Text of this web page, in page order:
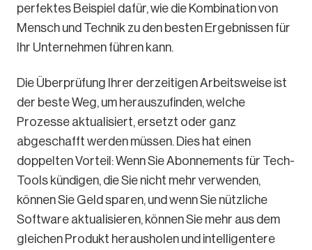
perfektes Beispiel dafür, wie die Kombination von
Mensch und Technik zu den besten Ergebnissen für
Ihr Unternehmen führen kann.
Die Überprüfung Ihrer derzeitigen Arbeitsweise ist
der beste Weg, um herauszufinden, welche
Prozesse aktualisiert, ersetzt oder ganz
abgeschafft werden müssen. Dies hat einen
doppelten Vorteil: Wenn Sie Abonnements für Tech-
Tools kündigen, die Sie nicht mehr verwenden,
können Sie Geld sparen, und wenn Sie nützliche
Software aktualisieren, können Sie mehr aus dem
gleichen Produkt herausholen und intelligentere